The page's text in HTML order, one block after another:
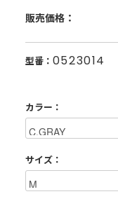
販売価格：
型番： 0523014
カラー：
サイズ：